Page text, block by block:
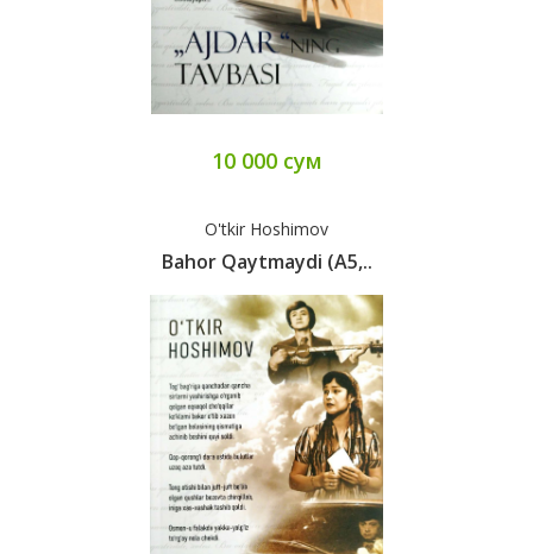
10 000 сум
O'tkir Hoshimov
Bahor Qaytmaydi (A5,..